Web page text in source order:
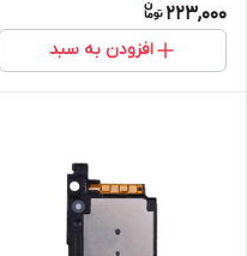
223,000
افزودن به سبد